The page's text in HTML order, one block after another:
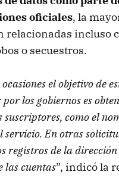
oficiales, la
relacionadas incluso
o secuestros.
el objetivo de
por los gobiernos es
suscriptores, como el
En otras
registros de la
las cuentas”, indicó la